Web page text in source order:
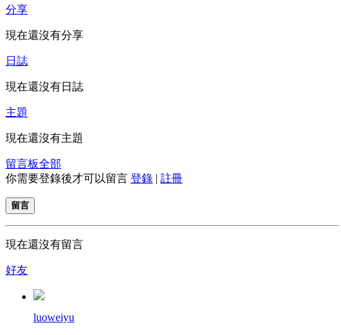
分享
現在還沒有分享
日誌
現在還沒有日誌
主題
現在還沒有主題
留言板全部
你需要登錄後才可以留言 登錄 | 註冊
留言
現在還沒有留言
好友
luoweiyu